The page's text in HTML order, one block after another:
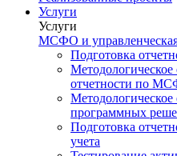
Услуги
Услуги
МСФО и управленческая
Подготовка
отчетности по
программных
Подготовка
учета